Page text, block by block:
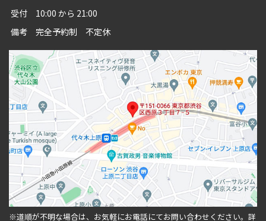
受付
10:00 から 21:00
備考
完全予約制 不定休
※道順が不明な場合は、お気軽にお電話にてお問い合わせください。 詳